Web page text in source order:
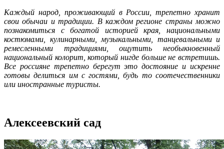
Каждый народ, проживающий в России, трепетно хранит
свои обычаи и традиции. В каждом регионе страны можно
познакомиться с богатой историей края, национальными
костюмами, кулинарными, музыкальными, танцевальными и
ремесленными традициями, ощутить необыкновенный
национальный колорит, который нигде больше не встретишь.
Все россияне трепетно берегут это достояние и искренне
готовы делиться им с гостями, будь то соотечественники
или иностранные туристы.
Алексеевский сад